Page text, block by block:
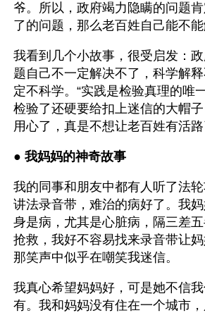
爷。所以，政府竭力隐瞒的问题
了的问题，那么老百姓自己能不能
我看到几个小故事，很受启发：
题自己不一定解决不了，科学解
定不科学。“实践是检验真理的唯
检验了还硬要给扣上迷信的大帽
用心了，真是不想让老百姓有活路
● 我妈妈的神奇故事
我的同事和朋友中都有人听了法
讲法录音带，难治的病好了。我
身是病，尤其是心脏病，隔三差
抢救，我好不容易找来录音带让妈
那笑声中似乎在嘲笑我迷信。
我真心希望妈妈好，可是她不信
有。我和妈妈没有住在一个城市